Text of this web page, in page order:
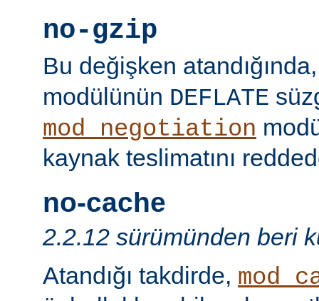
no-gzip
Bu değişken
modülünün DEFLATE
mod_negotiation
kaynak teslimatını
no-cache
2.2.12 sürümünden beri
Atandığı takdirde,